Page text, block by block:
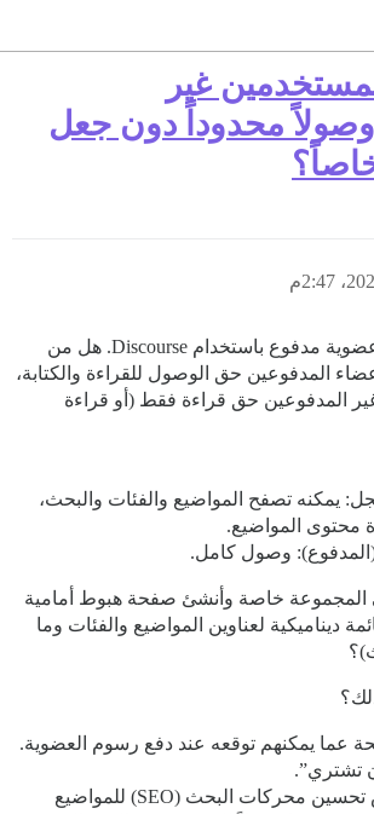
غير
وصولاً محدوداً دون جعل
أخطط لبناء مجتمع عضوية مدفوع باستخدام Discourse. هل من
المدفوعين حق الوصول للقراءة والكتابة،
غير المدفوعين حق قراءة فقط (أو قراءة
يمكنه تصفح المواضيع والفئات والبحث،
محتوى المواضيع.
وصول كامل.
المجموعة خاصة وأنشئ صفحة هبوط أمامية
ديناميكية لعناوين المواضيع والفئات وما
عما يمكنهم توقعه عند دفع رسوم العضوية.
تشتري”.
عدم فقدان فرص تحسين محركات البحث (SEO) للمواضيع